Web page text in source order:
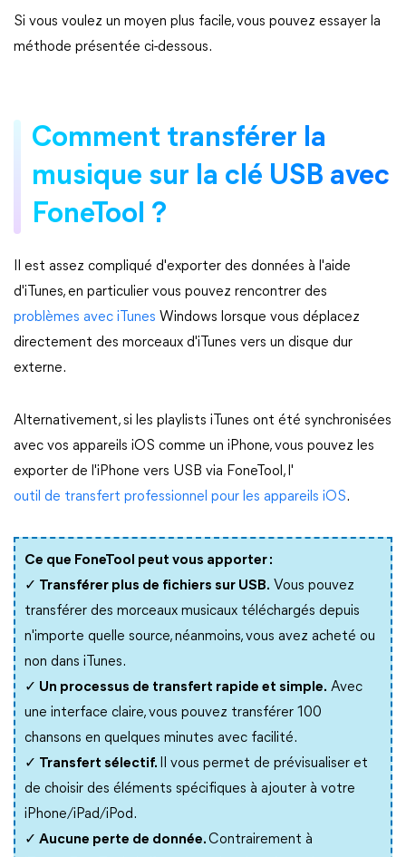
Si vous voulez un moyen plus facile, vous pouvez essayer la
méthode présentée ci-dessous.
Comment transférer la
musique sur la clé USB avec
FoneTool ?
Il est assez compliqué d'exporter des données à l'aide
d'iTunes, en particulier vous pouvez rencontrer des
problèmes avec iTunes Windows lorsque vous déplacez
directement des morceaux d'iTunes vers un disque dur
externe.
Alternativement, si les playlists iTunes ont été synchronisées
avec vos appareils iOS comme un iPhone, vous pouvez les
exporter de l'iPhone vers USB via FoneTool, l'
outil de transfert professionnel pour les appareils iOS.
Ce que FoneTool peut vous apporter :
✓ Transférer plus de fichiers sur USB. Vous pouvez
transférer des morceaux musicaux téléchargés depuis
n'importe quelle source, néanmoins, vous avez acheté ou
non dans iTunes.
✓ Un processus de transfert rapide et simple. Avec
une interface claire, vous pouvez transférer 100
chansons en quelques minutes avec facilité.
✓ Transfert sélectif.
Il vous permet de prévisualiser et
de choisir des éléments spécifiques à ajouter à votre
iPhone/iPad/iPod.
✓ Aucune perte de donnée.Contrairement à